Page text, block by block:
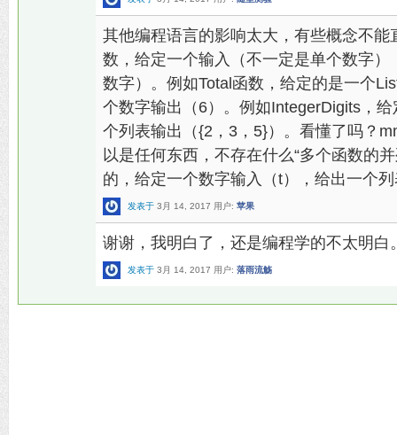
其他编程语言的影响太大，有些概念不
数，给定一个输入（不一定是单个数字
数字）。例如Total函数，给定的是一个
个数字输出（6）。例如IntegerDigits，
个列表输出（{2，3，5}）。看懂了吗？
以是任何东西，不存在什么“多个函数的
的，给定一个数字输入（t），给出一个
发表于 3月 14, 2017 用户: 苹果
谢谢，我明白了，还是编程学的不太明白
发表于 3月 14, 2017 用户: 落雨流觞